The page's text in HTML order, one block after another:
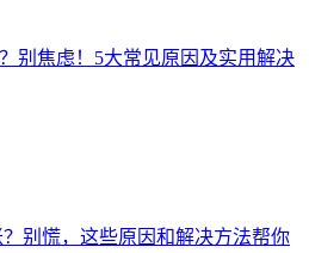
别焦虑！5大常见原因及实用解决
别慌，这些原因和解决方法帮你